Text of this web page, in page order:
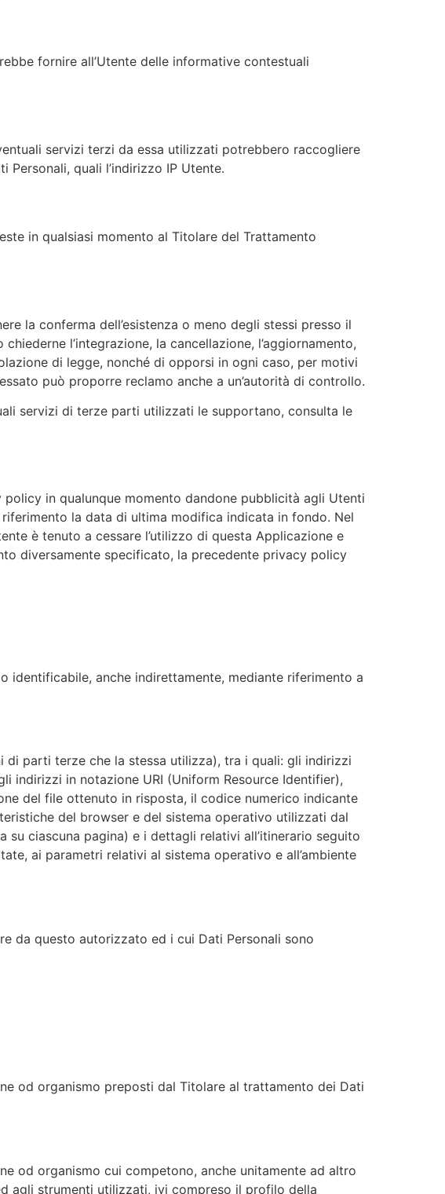
fornire all’Utente delle informative contestuali
servizi terzi da essa utilizzati potrebbero raccogliere
quali l’indirizzo IP Utente.
in qualsiasi momento al Titolare del Trattamento
la conferma dell’esistenza o meno degli stessi presso il
l’integrazione, la cancellazione, l’aggiornamento,
di legge, nonché di opporsi in ogni caso, per motivi
può proporre reclamo anche a un’autorità di controllo.
servizi di terze parti utilizzati le supportano, consulta le
in qualunque momento dandone pubblicità agli Utenti
la data di ultima modifica indicata in fondo. Nel
è tenuto a cessare l’utilizzo di questa Applicazione e
diversamente specificato, la precedente privacy policy
identificabile, anche indirettamente, mediante riferimento a
di parti terze che la stessa utilizza), tra i quali: gli indirizzi
indirizzi in notazione URI (Uniform Resource Identifier),
del file ottenuto in risposta, il codice numerico indicante
del browser e del sistema operativo utilizzati dal
ciascuna pagina) e i dettagli relativi all’itinerario seguito
ai parametri relativi al sistema operativo e all’ambiente
da questo autorizzato ed i cui Dati Personali sono
od organismo preposti dal Titolare al trattamento dei Dati
od organismo cui competono, anche unitamente ad altro
agli strumenti utilizzati, ivi compreso il profilo della